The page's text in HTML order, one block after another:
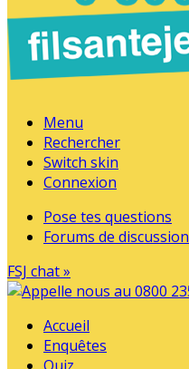
Menu
Rechercher
Switch skin
Connexion
Pose tes questions
Forums de discussion
FSJ chat »
Accueil
Enquêtes